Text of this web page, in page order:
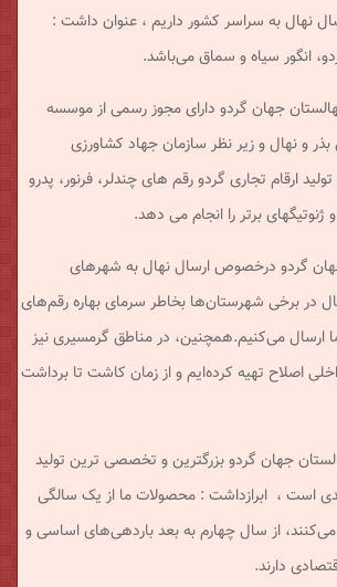
نهال به سراسر کشور داریم ، عنوان داشت :
انگور سیاه و سماق می‌باشد.
جهان گردو دارای مجوز رسمی از موسسه
و نهال و زیر نظر سازمان جهاد کشاورزی
ارقام تجاری گردو رقم های چندلر، فرنور، پدرو
ژنوتیگهای برتر را انجام می دهد.
گردو درخصوص ارسال نهال به شهرهای
در برخی شهرستان‌ها بخاطر سرمای بهاره رقم‌های
ارسال می‌کنیم.همچنین، در مناطق گرمسیری نیز
اصلاح تهیه کرده‌ایم و از زمان کاشت تا برداشت
جهان گردو بزرگترین و تخصصی ترین تولید
است ، ابرازداشت : محصولات ما از یک سالگی
از سال چهارم به بعد باردهی‌های اساسی و
دارند.